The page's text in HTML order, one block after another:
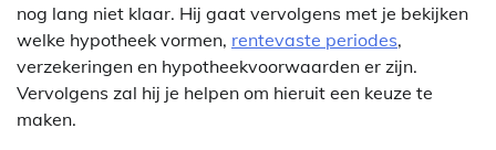
nog lang niet klaar. Hij gaat vervolgens met je bekijken
welke hypotheek vormen, rentevaste periodes,
verzekeringen en hypotheekvoorwaarden er zijn.
Vervolgens zal hij je helpen om hieruit een keuze te
maken.